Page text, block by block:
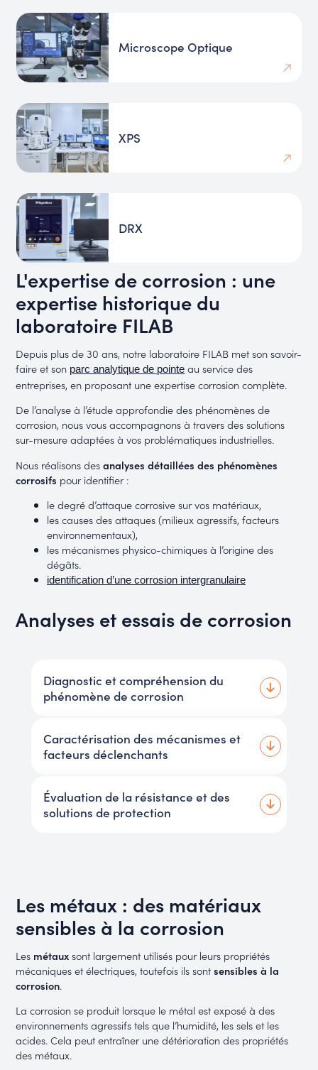
Microscope Optique
XPS
DRX
L'expertise de corrosion : une
expertise historique du
laboratoire FILAB
Depuis plus de 30 ans, notre laboratoire FILAB met son savoir-
faire et son parc analytique de pointe au service des
entreprises, en proposant une expertise corrosion complète.
De l’analyse à l’étude approfondie des phénomènes de
corrosion, nous vous accompagnons à travers des solutions
sur-mesure adaptées à vos problématiques industrielles.
Nous réalisons desanalyses détaillées des phénomènes
corrosifs pour identifier :
le degré d’attaque corrosive sur vos matériaux,
les causes des attaques (milieux agressifs, facteurs
environnementaux),
les mécanismes physico-chimiques à l’origine des
dégâts.
identification d’une corrosion intergranulaire
Analyses et essais de corrosion
Diagnostic et compréhension du
phénomène de corrosion
Caractérisation des mécanismes et
facteurs déclenchants
Évaluation de la résistance et des
solutions de protection
Les métaux : des matériaux
sensibles à la corrosion
Les métauxsont largement utilisés pour leurs propriétés
mécaniques et électriques, toutefois ils sontsensibles à la
corrosion.
La corrosion se produit lorsque le métal est exposé à des
environnements agressifs tels que l’humidité, les sels et les
acides. Cela peut entraîner une détérioration des propriétés
des métaux.